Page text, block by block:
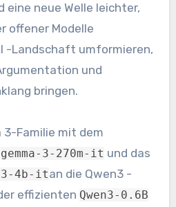
eine neue Welle leichter,
offener Modelle
-Landschaft umformieren,
und
bringen.
3-Familie mit dem
gemma-3-270m-it und das
3-4b-itan die Qwen3 -
effizienten Qwen3-0.6B